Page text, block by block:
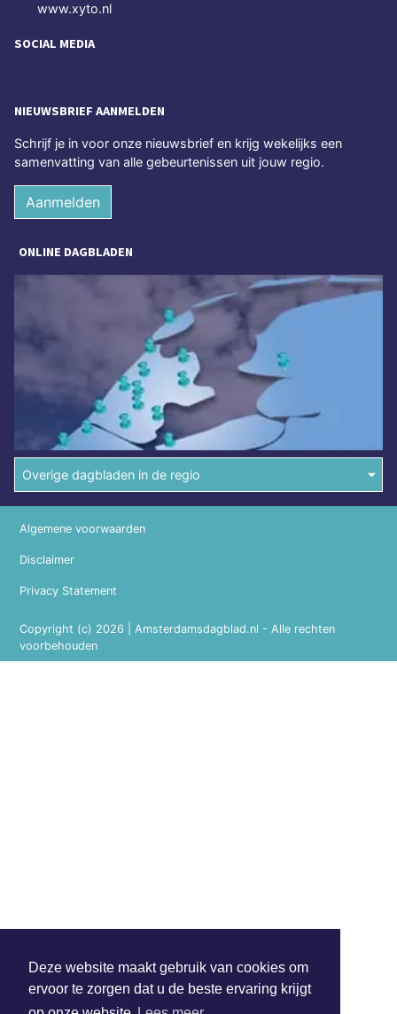
Deze website maakt gebruik van cookies om
ervoor te zorgen dat u de beste ervaring krijgt
www.xyto.nl
SOCIAL MEDIA
NIEUWSBRIEF AANMELDEN
Schrijf je in voor onze nieuwsbrief en krijg wekelijks een
samenvatting van alle gebeurtenissen uit jouw regio.
Aanmelden
ONLINE DAGBLADEN
Overige dagbladen in de regio
Copyright (c) 2026 | Amsterdamsdagblad.nl - Alle rechten
voorbehouden
Algemene voorwaarden
Disclaimer
Privacy Statement